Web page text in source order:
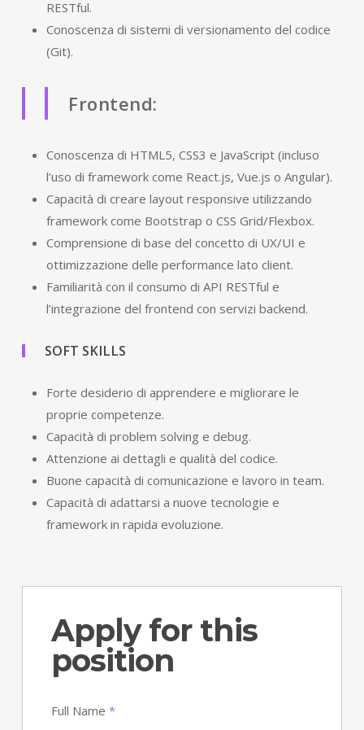
RESTful.
Conoscenza di sistemi di versionamento del codice
(Git).
Frontend:
Conoscenza di HTML5, CSS3 e JavaScript (incluso
l’uso di framework come React.js, Vue.js o Angular).
Capacità di creare layout responsive utilizzando
framework come Bootstrap o CSS Grid/Flexbox.
Comprensione di base del concetto di UX/UI e
ottimizzazione delle performance lato client.
Familiarità con il consumo di API RESTful e
l’integrazione del frontend con servizi backend.
SOFT SKILLS
Forte desiderio di apprendere e migliorare le
proprie competenze.
Capacità di problem solving e debug.
Attenzione ai dettagli e qualità del codice.
Buone capacità di comunicazione e lavoro in team.
Capacità di adattarsi a nuove tecnologie e
framework in rapida evoluzione.
Apply for this
position
Full Name *